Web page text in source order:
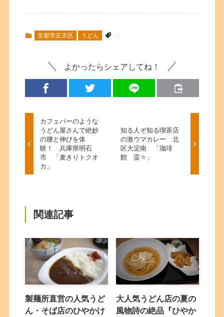
京都市左京区 うどん
よかったらシェアしてね！
カフェバーのような
うどん屋さんで絶妙
の腰と伸びを体
験！ 兵庫県明石
市 「麦きりトクオ
カ」
知る人ぞ知る喫茶店
の激ウマカレー 北
区大淀南 「珈琲
館 蛮々」
関連記事
製麺所直営の人気うど
ん・そば店のひやかけ
大人気うどん店の夏の
風物詩の絶品『ひやか